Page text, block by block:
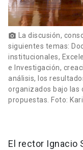
photo_camera La discusión,
siguientes temas:
institucionales,
e Investigación,
análisis, los
organizados bajo
propuestas. Foto:
El rector Ignacio